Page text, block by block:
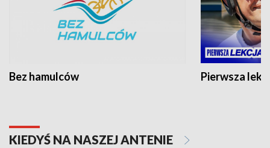
Bez hamulców Pierwsza
KIEDYŚ NA NASZEJ ANTENIE